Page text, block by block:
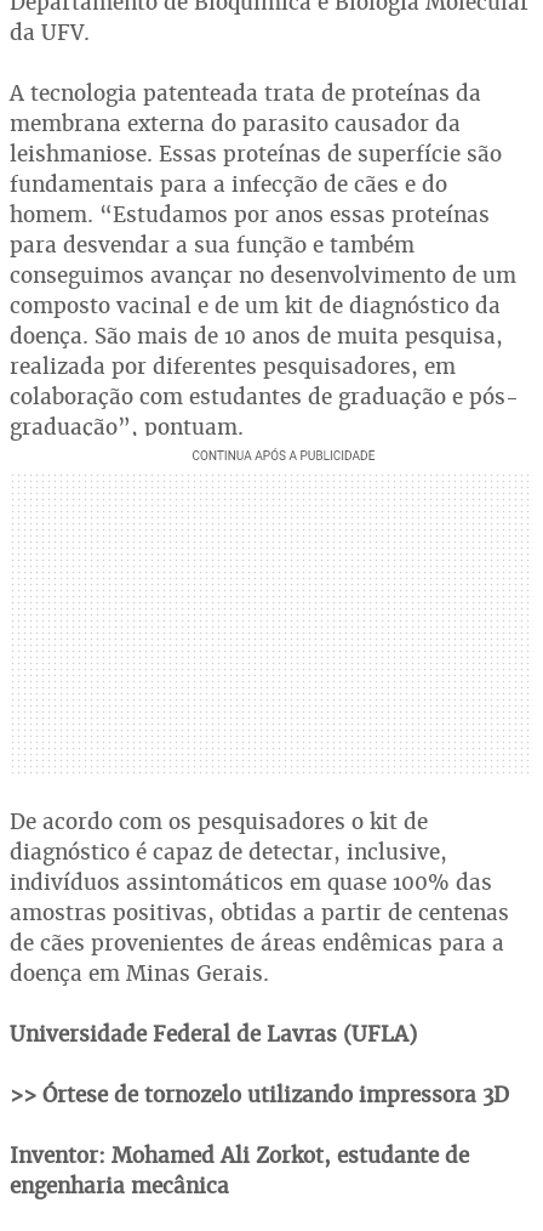
da UFV.
A tecnologia patenteada trata de proteínas da
membrana externa do parasito causador da
leishmaniose. Essas proteínas de superfície são
fundamentais para a infecção de cães e do
homem. “Estudamos por anos essas proteínas
para desvendar a sua função e também
conseguimos avançar no desenvolvimento de um
composto vacinal e de um kit de diagnóstico da
doença. São mais de 10 anos de muita pesquisa,
realizada por diferentes pesquisadores, em
colaboração com estudantes de graduação e pós-
graduação”, pontuam.
De acordo com os pesquisadores o kit de
diagnóstico é capaz de detectar, inclusive,
indivíduos assintomáticos em quase 100% das
amostras positivas, obtidas a partir de centenas
de cães provenientes de áreas endêmicas para a
doença em Minas Gerais.
Universidade Federal de Lavras (UFLA)
>> Órtese de tornozelo utilizando impressora 3D
Inventor: Mohamed Ali Zorkot, estudante de
engenharia mecânica